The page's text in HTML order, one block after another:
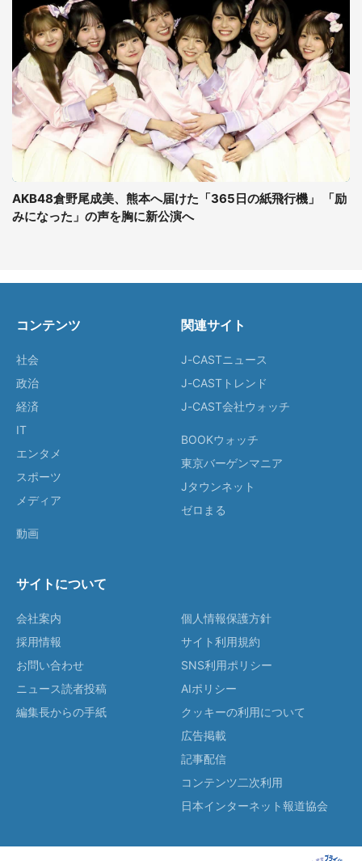
AKB48倉野尾成美、熊本へ届けた「365日の紙飛行機」 「励
みになった」の声を胸に新公演へ
コンテンツ
社会
政治
経済
IT
エンタメ
スポーツ
メディア
動画
関連サイト
J-CASTニュース
J-CASTトレンド
J-CAST会社ウォッチ
BOOKウォッチ
東京バーゲンマニア
Jタウンネット
ゼロまる
サイトについて
会社案内
採用情報
お問い合わせ
ニュース読者投稿
編集長からの手紙
個人情報保護方針
サイト利用規約
SNS利用ポリシー
AIポリシー
クッキーの利用について
広告掲載
記事配信
コンテンツ二次利用
日本インターネット報道協会